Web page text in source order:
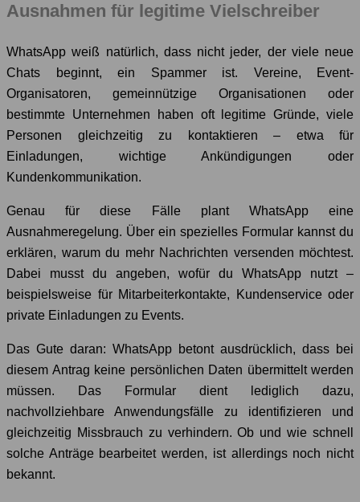
Ausnahmen für legitime Vielschreiber
WhatsApp weiß natürlich, dass nicht jeder, der viele neue
Chats beginnt, ein Spammer ist. Vereine, Event-
Organisatoren, gemeinnützige Organisationen oder
bestimmte Unternehmen haben oft legitime Gründe, viele
Personen gleichzeitig zu kontaktieren – etwa für
Einladungen, wichtige Ankündigungen oder
Kundenkommunikation.
Genau für diese Fälle plant WhatsApp eine
Ausnahmeregelung. Über ein spezielles Formular kannst du
erklären, warum du mehr Nachrichten versenden möchtest.
Dabei musst du angeben, wofür du WhatsApp nutzt –
beispielsweise für Mitarbeiterkontakte, Kundenservice oder
private Einladungen zu Events.
Das Gute daran: WhatsApp betont ausdrücklich, dass bei
diesem Antrag keine persönlichen Daten übermittelt werden
müssen. Das Formular dient lediglich dazu,
nachvollziehbare Anwendungsfälle zu identifizieren und
gleichzeitig Missbrauch zu verhindern. Ob und wie schnell
solche Anträge bearbeitet werden, ist allerdings noch nicht
bekannt.